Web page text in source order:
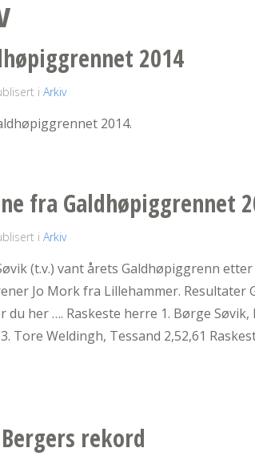
2014
i Arkiv
2014.
fra Galdhøpiggrennet
i Arkiv
Søvik (t.v.) vant årets Galdhøpiggrenn
Jo Mork fra Lillehammer. Resultater
her …. Raskeste herre 1. Børge Søvik,
Tore Weldingh, Tessand 2,52,61
rekord